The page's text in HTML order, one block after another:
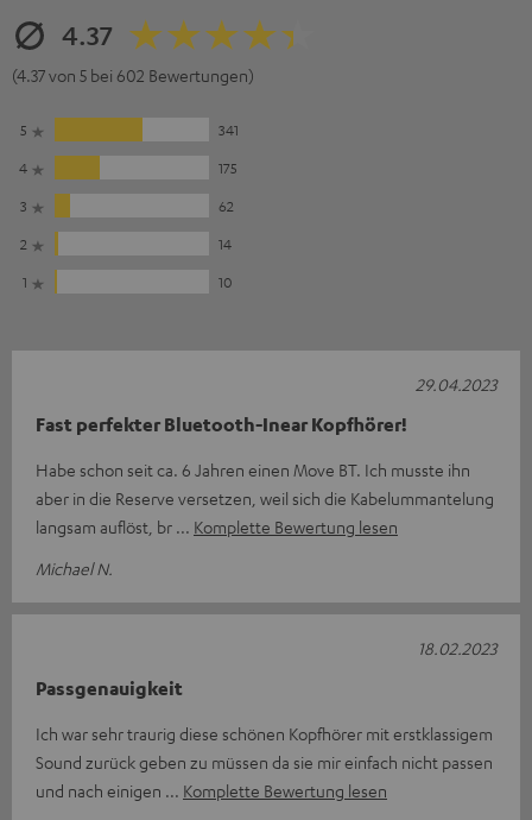
4.37
(4.37 von 5 bei 602 Bewertungen)
5
341
4
175
3
62
2
14
1
10
Fast perfekter Bluetooth-Inear Kopfhörer!
Habe schon seit ca. 6 Jahren einen Move BT. Ich musste ihn
aber in die Reserve versetzen, weil sich die Kabelummantelung
langsam auflöst, br
Komplette Bewertung lesen
Michael N.
29.04.2023
Passgenauigkeit
Ich war sehr traurig diese schönen Kopfhörer mit erstklassigem
Sound zurück geben zu müssen da sie mir einfach nicht passen
und nach einigen
Komplette Bewertung lesen
18.02.2023